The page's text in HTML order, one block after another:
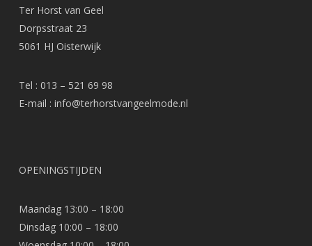
Ter Horst van Geel
Dorpsstraat 23
5061 HJ Oisterwijk
Tel : 013 – 521 69 98
E-mail : info@terhorstvangeelmode.nl
OPENINGSTIJDEN
Maandag 13:00 – 18:00
Dinsdag 10:00 – 18:00